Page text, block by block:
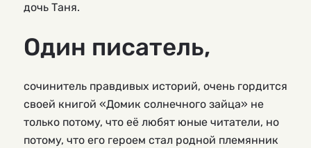
дочь Таня.
Один писатель,
сочинитель правдивых историй, очень гордится
своей книгой «Домик солнечного зайца» не
только потому, что её любят юные читатели, но
потому, что его героем стал родной племянник